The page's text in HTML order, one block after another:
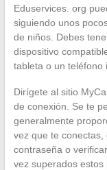
Eduservices. org
siguiendo unos
de niños. Debes
dispositivo
tableta o un teléfono
Dirígete al sitio
de conexión. Se te
generalmente
vez que te
contraseña o
vez superados